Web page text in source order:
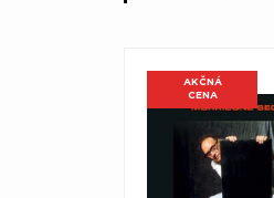
AKČNÁ
CENA